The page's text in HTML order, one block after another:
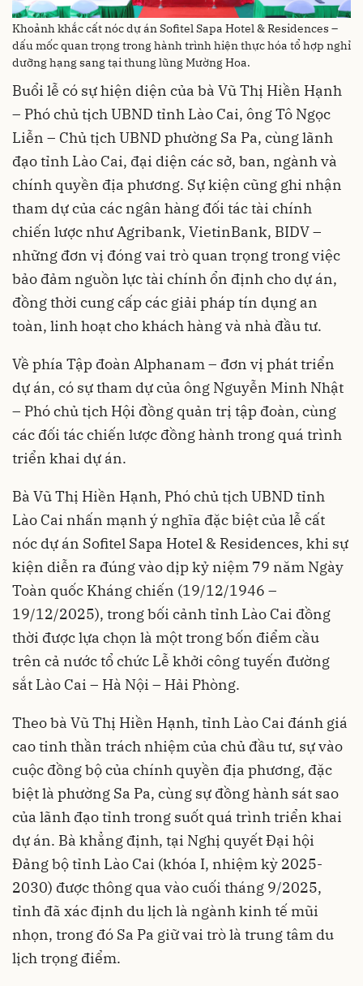
Khoảnh khắc cất nóc dự án Sofitel Sapa Hotel & Residences –
dấu mốc quan trọng trong hành trình hiện thực hóa tổ hợp nghỉ
dưỡng hạng sang tại thung lũng Mường Hoa.
Buổi lễ có sự hiện diện của bà Vũ Thị Hiền Hạnh
– Phó chủ tịch UBND tỉnh Lào Cai, ông Tô Ngọc
Liễn – Chủ tịch UBND phường Sa Pa, cùng lãnh
đạo tỉnh Lào Cai, đại diện các sở, ban, ngành và
chính quyền địa phương. Sự kiện cũng ghi nhận
tham dự của các ngân hàng đối tác tài chính
chiến lược như Agribank, VietinBank, BIDV –
những đơn vị đóng vai trò quan trọng trong việc
bảo đảm nguồn lực tài chính ổn định cho dự án,
đồng thời cung cấp các giải pháp tín dụng an
toàn, linh hoạt cho khách hàng và nhà đầu tư.
Về phía Tập đoàn Alphanam – đơn vị phát triển
dự án, có sự tham dự của ông Nguyễn Minh Nhật
– Phó chủ tịch Hội đồng quản trị tập đoàn, cùng
các đối tác chiến lược đồng hành trong quá trình
triển khai dự án.
Bà Vũ Thị Hiền Hạnh, Phó chủ tịch UBND tỉnh
Lào Cai nhấn mạnh ý nghĩa đặc biệt của lễ cất
nóc dự án Sofitel Sapa Hotel & Residences, khi sự
kiện diễn ra đúng vào dịp kỷ niệm 79 năm Ngày
Toàn quốc Kháng chiến (19/12/1946 –
19/12/2025), trong bối cảnh tỉnh Lào Cai đồng
thời được lựa chọn là một trong bốn điểm cầu
trên cả nước tổ chức Lễ khởi công tuyến đường
sắt Lào Cai – Hà Nội – Hải Phòng.
Theo bà Vũ Thị Hiền Hạnh, tỉnh Lào Cai đánh giá
cao tinh thần trách nhiệm của chủ đầu tư, sự vào
cuộc đồng bộ của chính quyền địa phương, đặc
biệt là phường Sa Pa, cùng sự đồng hành sát sao
của lãnh đạo tỉnh trong suốt quá trình triển khai
dự án. Bà khẳng định, tại Nghị quyết Đại hội
Đảng bộ tỉnh Lào Cai (khóa I, nhiệm kỳ 2025-
2030) được thông qua vào cuối tháng 9/2025,
tỉnh đã xác định du lịch là ngành kinh tế mũi
nhọn, trong đó Sa Pa giữ vai trò là trung tâm du
lịch trọng điểm.